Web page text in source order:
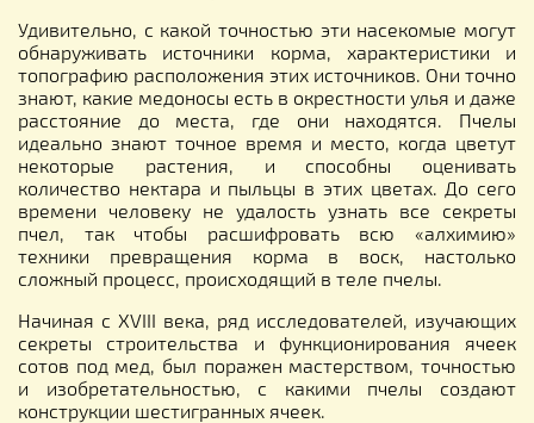
Удивительно, с какой точностью эти насекомые могут
обнаруживать источники корма, характеристики и
топографию расположения этих источников. Они точно
знают, какие медоносы есть в окрестности улья и даже
расстояние до места, где они находятся. Пчелы
идеально знают точное время и место, когда цветут
некоторые растения, и способны оценивать
количество нектара и пыльцы в этих цветах. До сего
времени человеку не удалость узнать все секреты
пчел, так чтобы расшифровать всю «алхимию»
техники превращения корма в воск, настолько
сложный процесс, происходящий в теле пчелы.
Начиная с XVIII века, ряд исследователей, изучающих
секреты строительства и функционирования ячеек
сотов под мед, был поражен мастерством, точностью
и изобретательностью, с какими пчелы создают
конструкции шестигранных ячеек.